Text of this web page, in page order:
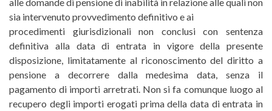
sia intervenuto provvedimento definitivo e ai
procedimenti giurisdizionali non conclusi con sentenza
definitiva alla data di entrata in vigore della presente
disposizione, limitatamente al riconoscimento del diritto a
pensione a decorrere dalla medesima data, senza il
pagamento di importi arretrati. Non si fa comunque luogo al
recupero degli importi erogati prima della data di entrata in